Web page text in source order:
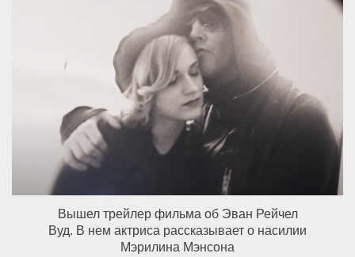
Вышел трейлер фильма об Эван Рейчел
Вуд. В нем актриса рассказывает о насилии
Мэрилина Мэнсона